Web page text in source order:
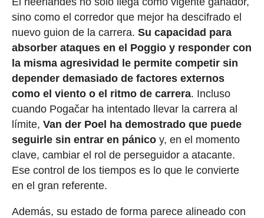
sino como el corredor que mejor ha descifrado el
nuevo guion de la carrera. Su capacidad para
absorber ataques en el Poggio y responder con
la misma agresividad le permite competir sin
depender demasiado de factores externos
como el viento o el ritmo de carrera. Incluso
cuando Pogačar ha intentado llevar la carrera al
límite, Van der Poel ha demostrado que puede
seguirle sin entrar en pánicoy, en el momento
clave, cambiar el rol de perseguidor a atacante.
Ese control de los tiempos es lo que le convierte
en el gran referente.
Además, su estado de forma parece alineado con